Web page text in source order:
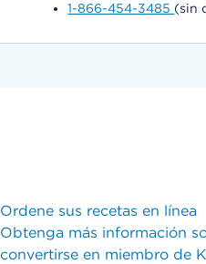
1-866-454-3485 (sin
Ordene sus recetas en línea
Obtenga más información
convertirse en miembro de